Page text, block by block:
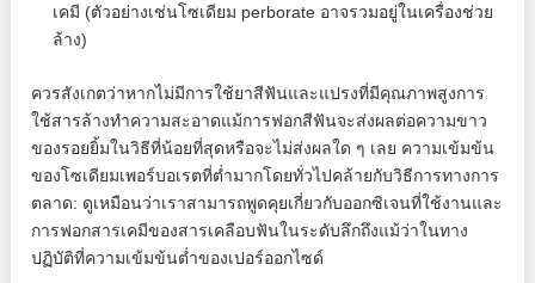
เคมี (ตัวอย่างเช่นโซเดียม perborate อาจรวมอยู่ในเครื่องช่วย
ล้าง)
ควรสังเกตว่าหากไม่มีการใช้ยาสีฟันและแปรงที่มีคุณภาพสูงการ
ใช้สารล้างทำความสะอาดแม้การฟอกสีฟันจะส่งผลต่อความขาว
ของรอยยิ้มในวิธีที่น้อยที่สุดหรือจะไม่ส่งผลใด ๆ เลย ความเข้มข้น
ของโซเดียมเพอร์บอเรตที่ต่ำมากโดยทั่วไปคล้ายกับวิธีการทางการ
ตลาด: ดูเหมือนว่าเราสามารถพูดคุยเกี่ยวกับออกซิเจนที่ใช้งานและ
การฟอกสารเคมีของสารเคลือบฟันในระดับลึกถึงแม้ว่าในทาง
ปฏิบัติที่ความเข้มข้นต่ำของเปอร์ออกไซด์